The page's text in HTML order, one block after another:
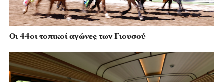
Οι 44οι τοπικοί αγώνες των Γιουσού